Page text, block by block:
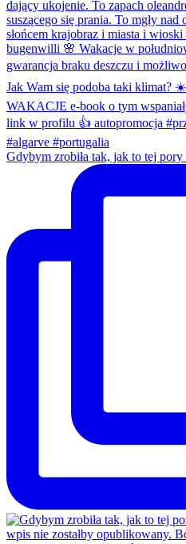
Gdybym zrobiła tak, jak to tej